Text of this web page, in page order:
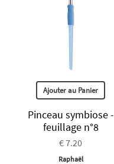
Ajouter au Panier
Pinceau symbiose -
feuillage n°8
€ 7.20
Raphaël